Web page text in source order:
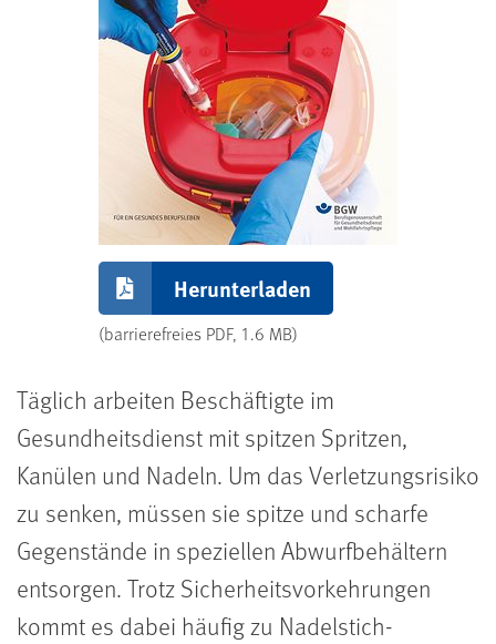
Herunterladen
(barrierefreies PDF, 1.6 MB)
Täglich arbeiten Beschäftigte im
Gesundheitsdienst mit spitzen Spritzen,
Kanülen und Nadeln. Um das Verletzungsrisiko
zu senken, müssen sie spitze und scharfe
Gegenstände in speziellen Abwurfbehältern
entsorgen. Trotz Sicherheitsvorkehrungen
kommt es dabei häufig zu Nadelstich­